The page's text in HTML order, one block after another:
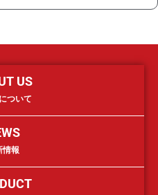
US
ついて
情報